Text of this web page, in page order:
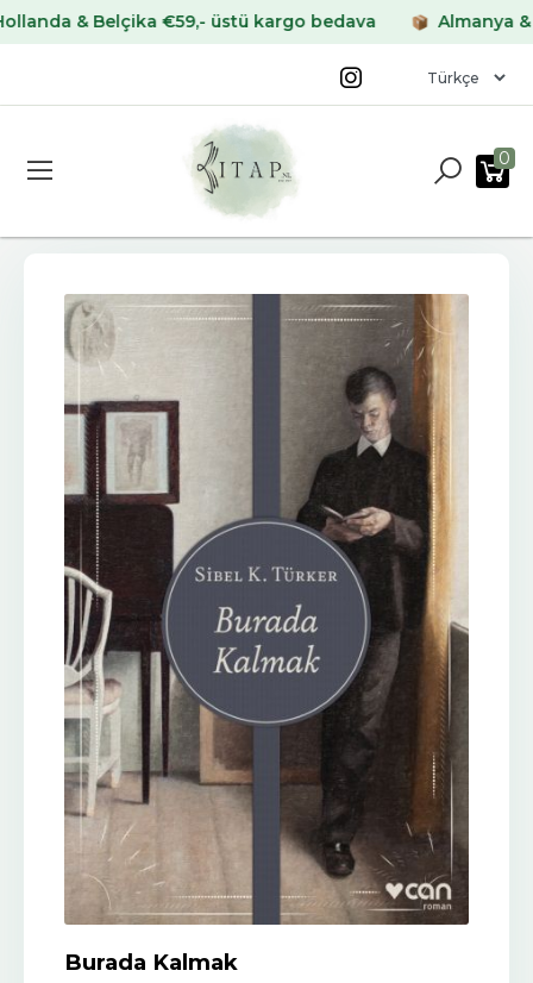
& Belçika €59,- üstü kargo bedava Almanya &
0
Burada Kalmak